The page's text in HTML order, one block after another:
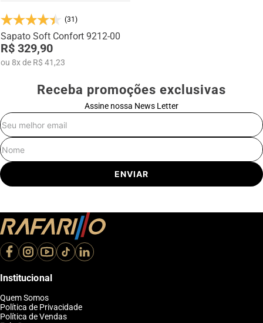
(31)
Sapato Soft Confort 9212-00
R$ 329,90
ou 8xde R$ 41,23
Receba promoções exclusivas
Assine nossa News Letter
ENVIAR
Institucional
Quem Somos
Política de Privacidade
Política de Vendas